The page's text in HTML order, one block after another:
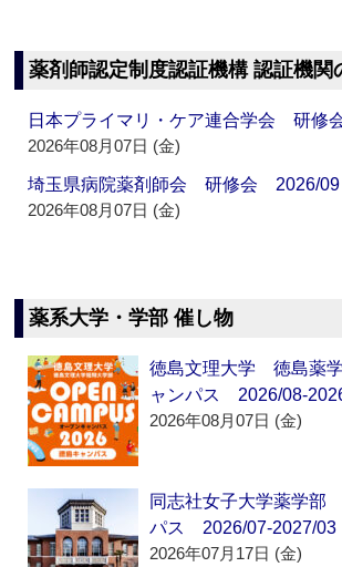
薬剤師認定制度認証機構 認証機関
日本プライマリ・ケア連合学会 研修
2026年08月07日 (金)
埼玉県病院薬剤師会 研修会 2026/09
2026年08月07日 (金)
薬系大学・学部 催し物
徳島文理大学 徳島薬
ャンパス 2026/08-
2026年08月07日 (金)
同志社女子大学薬学部
パス 2026/07-2027/03
2026年07月17日 (金)